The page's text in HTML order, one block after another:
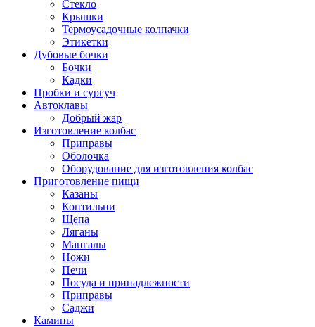
Стекло
Крышки
Термоусадочные колпачки
Этикетки
Дубовые бочки
Бочки
Кадки
Пробки и сургуч
Автоклавы
Добрый жар
Изготовление колбас
Приправы
Оболочка
Оборудование для изготовления колбас
Приготовление пищи
Казаны
Коптильни
Щепа
Ляганы
Мангалы
Ножи
Печи
Посуда и принадлежности
Приправы
Саджи
Камины